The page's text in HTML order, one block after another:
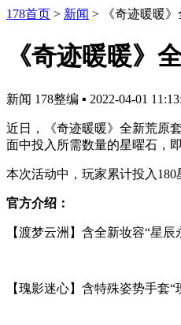
178首页 > 新闻 > 《奇迹暖暖
《奇迹暖暖》
新闻 178整编 ▪ 2022-04-01
近日，《奇迹暖暖》全新荒原
面中投入所需数量的星曜石，
本次活动中，玩家累计投入
官方介绍：
【渡梦云洲】含全新妆容“星
【瑰影迷心】含特殊姿势手套